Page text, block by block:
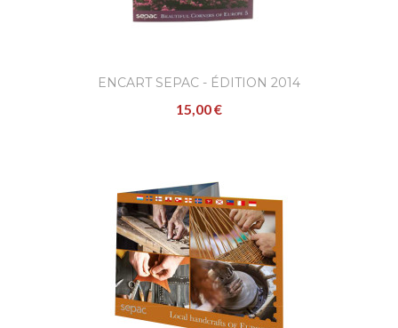
ENCART SEPAC - ÉDITION 2014
15,00 €